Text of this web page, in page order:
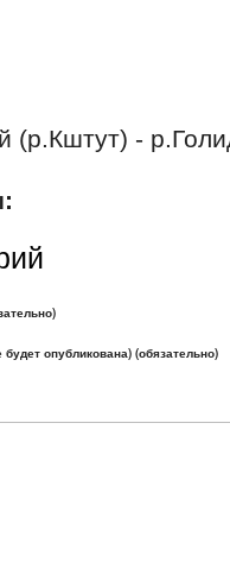
(р.Кштут) -
будет опубликована) (обязательно)